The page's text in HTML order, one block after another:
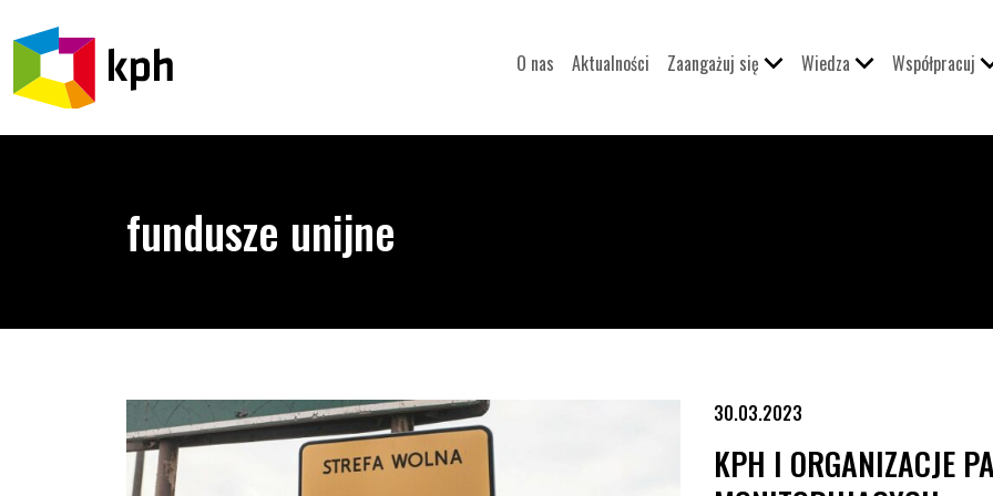
PRZEJDŹ DO TREŚCI
O nas Aktualności Zaangażuj się Wiedza Współpracuj
fundusze unijne
30.03.2023
KPH I ORGANIZACJE
KPH i organizacje partnerskie w Komitetach Monitorujących